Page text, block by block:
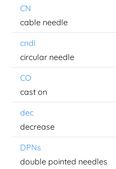
CN
cable needle
cndl
circular needle
CO
cast on
dec
decrease
DPNs
double pointed needles